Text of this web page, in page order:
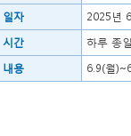
일자
2025년
시간
하루 종
내용
6.9(월